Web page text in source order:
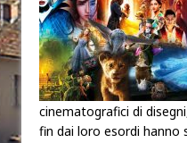
cinematografici di
fin dai loro esordi hanno